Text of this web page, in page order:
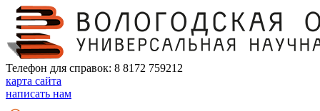
Телефон для справок: 8 8172 759212
карта сайта
написать нам